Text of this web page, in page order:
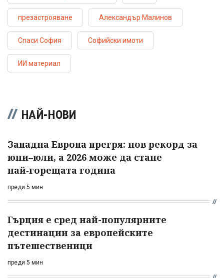
презастрояване Александър Малинов
Спаси София Софийски имоти
ИИ материал
НАЙ-НОВИ
Западна Европа прегря: нов рекорд за
юни–юли, а 2026 може да стане
най‑горещата година
преди 5 мин
Гърция е сред най-популярните
дестинации за европейските
пътешественици
преди 5 мин